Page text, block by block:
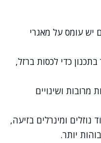
יש עומס על מאגרי
כדי לכסות ברזל,
מרובות ושינויים
נוזלים ומינרלים בזיעה,
יותר.